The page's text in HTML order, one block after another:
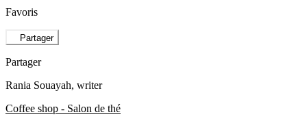
Favoris
Partager
Partager
Rania Souayah, writer
Coffee shop - Salon de thé